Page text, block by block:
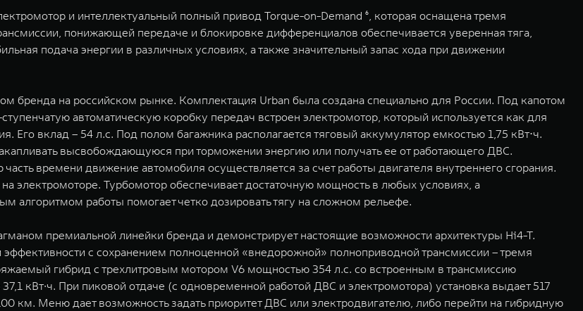
и интеллектуальный полный привод Torque-on-Demand ⁶, которая оснащена тремя
понижающей передаче и блокировке дифференциалов обеспечивается уверенная тяга,
подача энергии в различных условиях, а также значительный запас хода при движении
на российском рынке. Комплектация Urban была создана специально для России. Под капотом
автоматическую коробку передач встроен электромотор, который используется как для
Его вклад – 54 л.с. Под полом багажника располагается тяговый аккумулятор емкостью 1,75 кВт⋅ч.
высвобождающуюся при торможении энергию или получать ее от работающего ДВС.
времени движение автомобиля осуществляется за счет работы двигателя внутреннего сгорания.
электромоторе. Турбомотор обеспечивает достаточную мощность в любых условиях, а
алгоритмом работы помогает четко дозировать тягу на сложном рельефе.
премиальной линейки бренда и демонстрирует настоящие возможности архитектуры Hi4-T.
с сохранением полноценной «внедорожной» полноприводной трансмиссии – тремя
гибрид с трехлитровым мотором V6 мощностью 354 л.с. со встроенным в трансмиссию
кВт∙ч. При пиковой отдаче (с одновременной работой ДВС и электромотора) установка выдает 517
км. Меню дает возможность задать приоритет ДВС или электродвигателю, либо перейти на гибридную